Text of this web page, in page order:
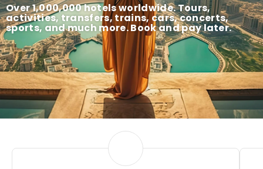
Over 1,000,000 hotels worldwide. Tours,
activities, transfers, trains, cars, concerts,
sports, and much more. Book and pay later.